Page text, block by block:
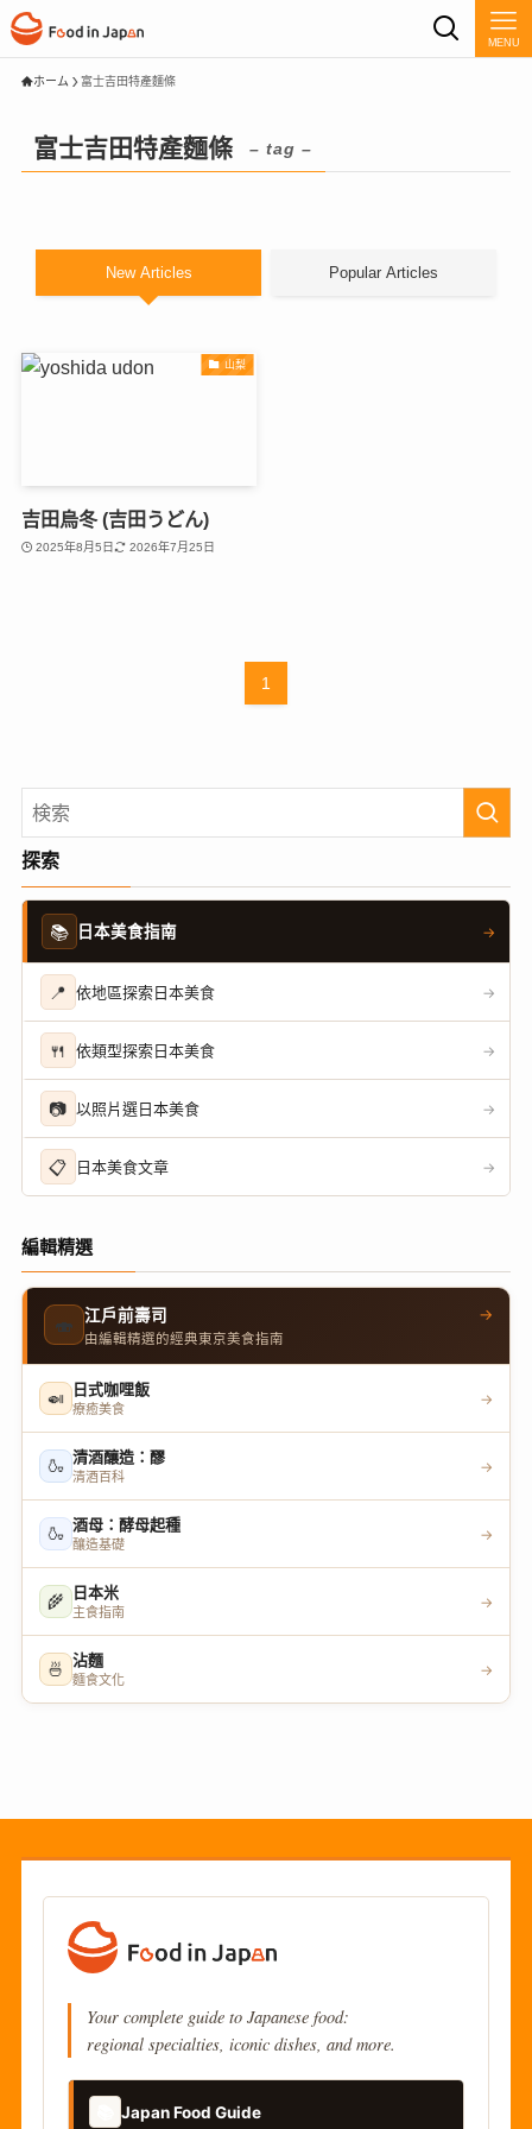
MENU
ホーム 富士吉田特產麵條
富士吉田特產麵條 – tag –
New Articles Popular Articles
山梨
吉田烏冬 (吉田うどん)
2025年8月5日 2026年7月25日
1
探索
📚 日本美食指南 →
📍 依地區探索日本美食 →
🍴 依類型探索日本美食 →
📷 以照片選日本美食 →
📋 日本美食文章 →
編輯精選
🍣 江戶前壽司
由編輯精選的經典東京美食指南
→
🍛 日式咖哩飯
療癒美食
→
🍶 清酒釀造：醪
清酒百科
→
🍶 酒母：酵母起種
釀造基礎
→
🌾 日本米
主食指南
→
🍜 沾麵
麵食文化
→
Your complete guide to Japanese food:
regional specialties, iconic dishes, and more.
Japan Food Guide